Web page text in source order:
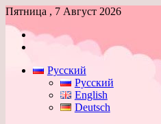
Пятница , 7 Август 2026
Войти
Русский
Русский
English
Deutsch